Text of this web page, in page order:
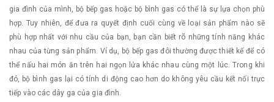
gia đình của mình, bộ bếp gas hoặc bộ bình gas có thể là sự lựa chọn phù
hợp. Tuy nhiên, để đưa ra quyết định cuối cùng về loại sản phẩm nào sẽ
phù hợp nhất với nhu cầu của bạn, bạn cần biết rõ những tính năng khác
nhau của từng sản phẩm. Ví dụ, bộ bếp gas đôi thường được thiết kế để có
thể nấu hai món ăn trên hai ngọn lửa khác nhau cùng một lúc. Trong khi
đó, bộ bình gas lại có tính di động cao hơn do không yêu cầu kết nối trực
tiếp vào các dây ga của gia đình.